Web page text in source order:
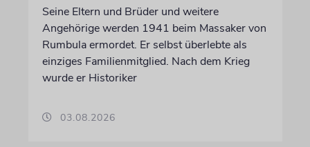
Seine Eltern und Brüder und weitere
Angehörige werden 1941 beim Massaker von
Rumbula ermordet. Er selbst überlebte als
einziges Familienmitglied. Nach dem Krieg
wurde er Historiker
03.08.2026